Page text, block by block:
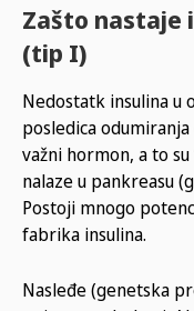
Zašto nastaje
(tip I)
Nedostatk insulina u
posledica
važni hormon, a to
nalaze u pankreasu
Postoji mnogo
fabrika insulina.
Nasleđe (genetska